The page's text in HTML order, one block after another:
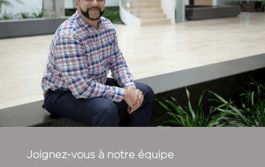
Joignez-vous à notre équipe